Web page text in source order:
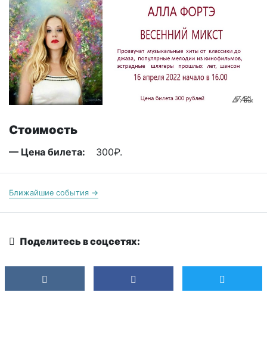
Стоимость
— Цена билета: 300₽.
Ближайшие события →
Поделитесь в соцсетях: